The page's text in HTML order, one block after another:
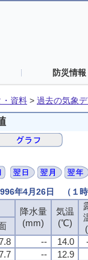
防災情報
資料 > 過去の気象
年4月26日 （１時
降水量
(mm)
気温
(℃)
-- 14.0
-- 12.9